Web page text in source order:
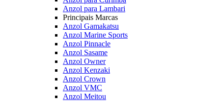
Anzol para Lambari
Principais Marcas
Anzol Gamakatsu
Anzol Marine Sports
Anzol Pinnacle
Anzol Sasame
Anzol Owner
Anzol Kenzaki
Anzol Crown
Anzol VMC
Anzol Meitou